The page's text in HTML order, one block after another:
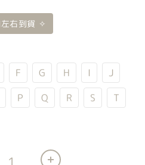
右到貨 ✧
F G H I
J
P Q R S
T